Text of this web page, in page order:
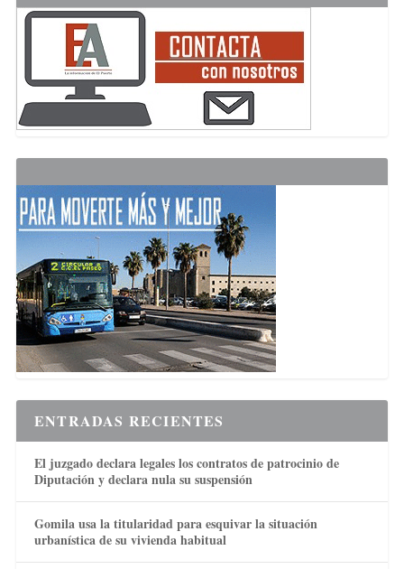
ENTRADAS RECIENTES
El juzgado declara legales los contratos de patrocinio de
Diputación y declara nula su suspensión
Gomila usa la titularidad para esquivar la situación
urbanística de su vivienda habitual